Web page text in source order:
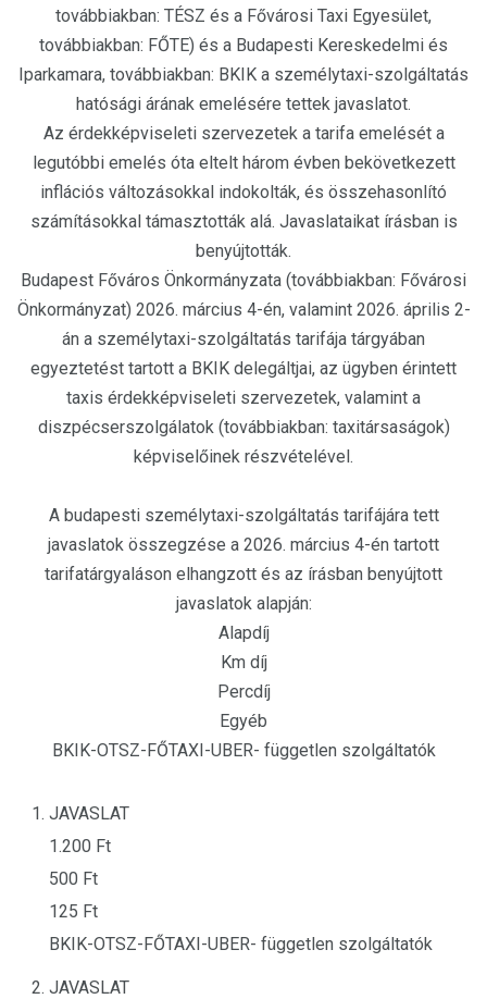
továbbiakban: TÉSZ és a Fővárosi Taxi Egyesület,
továbbiakban: FŐTE) és a Budapesti Kereskedelmi és
Iparkamara, továbbiakban: BKIK a személytaxi-szolgáltatás
hatósági árának emelésére tettek javaslatot.
Az érdekképviseleti szervezetek a tarifa emelését a
legutóbbi emelés óta eltelt három évben bekövetkezett
inflációs változásokkal indokolták, és összehasonlító
számításokkal támasztották alá. Javaslataikat írásban is
benyújtották.
Budapest Főváros Önkormányzata (továbbiakban: Fővárosi
Önkormányzat) 2026. március 4-én, valamint 2026. április 2-
án a személytaxi-szolgáltatás tarifája tárgyában
egyeztetést tartott a BKIK delegáltjai, az ügyben érintett
taxis érdekképviseleti szervezetek, valamint a
diszpécserszolgálatok (továbbiakban: taxitársaságok)
képviselőinek részvételével.
A budapesti személytaxi-szolgáltatás tarifájára tett
javaslatok összegzése a 2026. március 4-én tartott
tarifatárgyaláson elhangzott és az írásban benyújtott
javaslatok alapján:
Alapdíj
Km díj
Percdíj
Egyéb
BKIK-OTSZ-FŐTAXI-UBER- független szolgáltatók
JAVASLAT
1.200 Ft
500 Ft
125 Ft
BKIK-OTSZ-FŐTAXI-UBER- független szolgáltatók
JAVASLAT